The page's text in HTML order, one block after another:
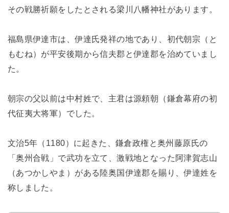
その戦勝祈願をしたとされる梁川八幡神社があります。
福島県伊達市は、伊達氏発祥の地であり、初代朝宗（と
もむね）が平安後期から信夫郡と伊達郡を治めていまし
た。
朝宗の父以前は中村姓で、主君は源頼朝（鎌倉幕府の初
代征夷大将軍）でした。
文治5年（1180）に起きた、鎌倉政権と奥州藤原氏の
「奥州合戦」で武功を立て、激戦地となった阿津賀志山
（あつかしやま）がある陸奥国伊達郡を賜り、伊達姓を
称しました。